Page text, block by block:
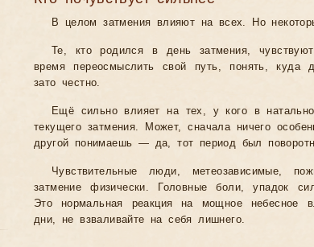
В целом затмения влияют на всех. Но
Те, кто родился в день затмения,
время переосмыслить свой путь, понять, куда
зато честно.
Ещё сильно влияет на тех, у кого в
текущего затмения. Может, сначала ничего
другой понимаешь — да, тот период был
Чувствительные люди, метеозависимые,
затмение физически. Головные боли, упадок
Это нормальная реакция на мощное небесное
дни, не взваливайте на себя лишнего.